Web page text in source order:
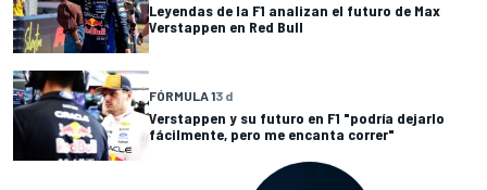
Leyendas de la F1 analizan el futuro de Max
Verstappen en Red Bull
FÓRMULA 13 d
Verstappen y su futuro en F1 "podría dejarlo
fácilmente, pero me encanta correr"